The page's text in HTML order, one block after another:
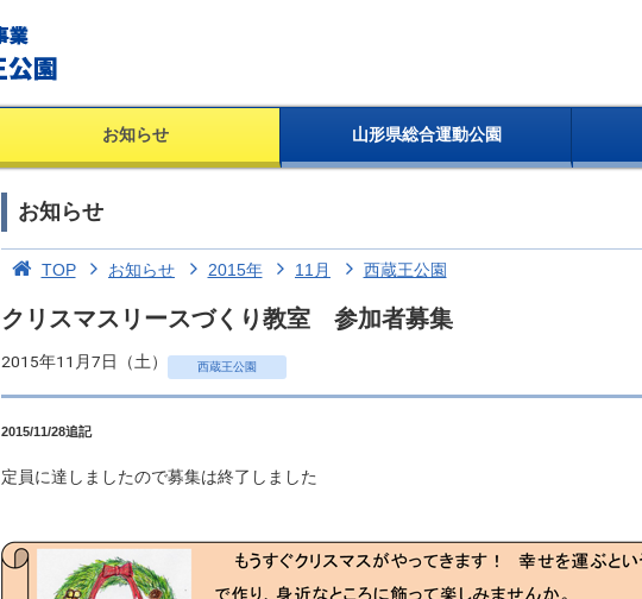
お知らせ 山形県総合運動公園
お知らせ
TOP お知らせ 2015年 11月 西蔵王公園
クリスマスリースづくり教室 参加者募集
2015年11月7日（土） 西蔵王公園
2015/11/28追記
定員に達しましたので募集は終了しました